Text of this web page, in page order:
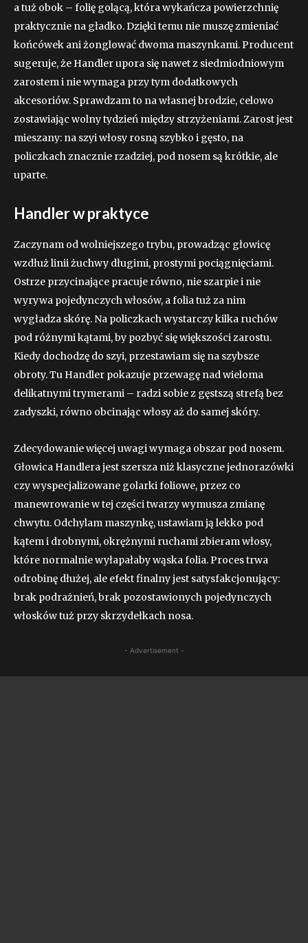
a tuż obok – folię golącą, która wykańcza powierzchnię
praktycznie na gładko. Dzięki temu nie muszę zmieniać
końcówek ani żonglować dwoma maszynkami. Producent
sugeruje, że Handler upora się nawet z siedmiodniowym
zarostem i nie wymaga przy tym dodatkowych
akcesoriów. Sprawdzam to na własnej brodzie, celowo
zostawiając wolny tydzień między strzyżeniami. Zarost jest
mieszany: na szyi włosy rosną szybko i gęsto, na
policzkach znacznie rzadziej, pod nosem są krótkie, ale
uparte.
Handler w praktyce
Zaczynam od wolniejszego trybu, prowadząc głowicę
wzdłuż linii żuchwy długimi, prostymi pociągnięciami.
Ostrze przycinające pracuje równo, nie szarpie i nie
wyrywa pojedynczych włosów, a folia tuż za nim
wygładza skórę. Na policzkach wystarczy kilka ruchów
pod różnymi kątami, by pozbyć się większości zarostu.
Kiedy dochodzę do szyi, przestawiam się na szybsze
obroty. Tu Handler pokazuje przewagę nad wieloma
delikatnymi trymerami – radzi sobie z gęstszą strefą bez
zadyszki, równo obcinając włosy aż do samej skóry.
Zdecydowanie więcej uwagi wymaga obszar pod nosem.
Głowica Handlera jest szersza niż klasyczne jednorazówki
czy wyspecjalizowane golarki foliowe, przez co
manewrowanie w tej części twarzy wymusza zmianę
chwytu. Odchylam maszynkę, ustawiam ją lekko pod
kątem i drobnymi, okrężnymi ruchami zbieram włosy,
które normalnie wyłapałaby wąska folia. Proces trwa
odrobinę dłużej, ale efekt finalny jest satysfakcjonujący:
brak podrażnień, brak pozostawionych pojedynczych
włosków tuż przy skrzydełkach nosa.
- Advertisement -